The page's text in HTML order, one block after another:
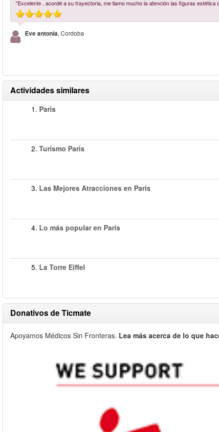
"Excelente , acordé a su trayectoria, me llamo mucho la atención las figuras estética
Eve antonia, Cordoba
Actividades similares
1. Paris
2. Turismo Paris
3. Las Mejores Atracciones en París
4. Lo más popular en París
5. La Torre Eiffel
Donativos de Ticmate
Apoyamos Médicos Sin Fronteras. Lea más acerca de lo que